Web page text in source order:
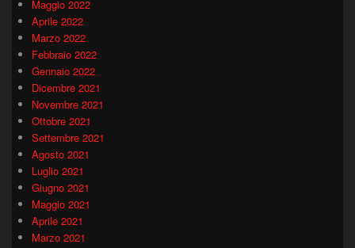
Maggio 2022
Aprile 2022
Marzo 2022
Febbraio 2022
Gennaio 2022
Dicembre 2021
Novembre 2021
Ottobre 2021
Settembre 2021
Agosto 2021
Luglio 2021
Giugno 2021
Maggio 2021
Aprile 2021
Marzo 2021